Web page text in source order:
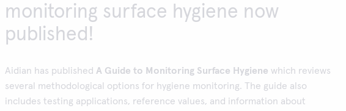
monitoring surface hygiene now
published!
Aidian has published A Guide to Monitoring Surface Hygiene which reviews
several methodological options for hygiene monitoring. The guide also
includes testing applications, reference values, and information about